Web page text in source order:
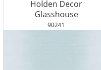
Holden Decor
Glasshouse
90241